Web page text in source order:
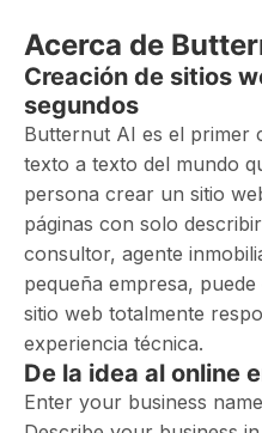
Acerca de
Creación de sitios
segundos
Butternut AI es el primer
texto a texto del mundo
persona crear un sitio
páginas con solo
consultor, agente
pequeña empresa,
sitio web totalmente
experiencia técnica.
De la idea al online
Enter your business name